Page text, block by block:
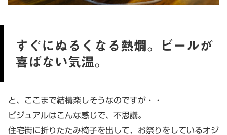
すぐにぬるくなる熱燗。ビールが
喜ばない気温。
と、ここまで結構楽しそうなのですが・・
ビジュアルはこんな感じで、不思議。
住宅街に折りたたみ椅子を出して、お祭りをしているオジ